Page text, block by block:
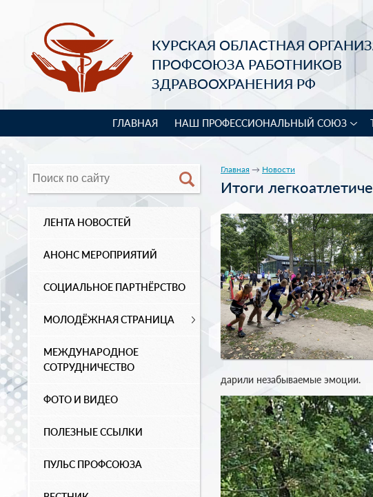
КУРСКАЯ ОБЛАСТНАЯ
ПРОФСОЮЗА РАБОТНИКОВ
ЗДРАВООХРАНЕНИЯ РФ
ГЛАВНАЯ НАШ ПРОФЕССИОНАЛЬНЫЙ СОЮЗ
ЛЕНТА НОВОСТЕЙ
АНОНС МЕРОПРИЯТИЙ
СОЦИАЛЬНОЕ ПАРТНЁРСТВО
МОЛОДЁЖНАЯ СТРАНИЦА
МЕЖДУНАРОДНОЕ
СОТРУДНИЧЕСТВО
ФОТО И ВИДЕО
ПОЛЕЗНЫЕ ССЫЛКИ
ПУЛЬС ПРОФСОЮЗА
Главная → Новости
Итоги
дарили незабываемые эмоции.